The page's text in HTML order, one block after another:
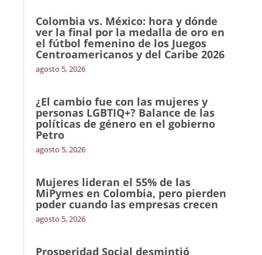
Colombia vs. México: hora y dónde
ver la final por la medalla de oro en
el fútbol femenino de los Juegos
Centroamericanos y del Caribe 2026
agosto 5, 2026
¿El cambio fue con las mujeres y
personas LGBTIQ+? Balance de las
políticas de género en el gobierno
Petro
agosto 5, 2026
Mujeres lideran el 55% de las
MiPymes en Colombia, pero pierden
poder cuando las empresas crecen
agosto 5, 2026
Prosperidad Social desmintió